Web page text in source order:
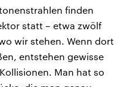
finden
statt – etwa zwölf
wir stehen. Wenn dort
entstehen gewisse
Man hat so